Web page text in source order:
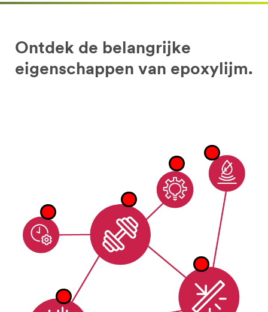
Ontdek de belangrijke
eigenschappen van epoxylijm.